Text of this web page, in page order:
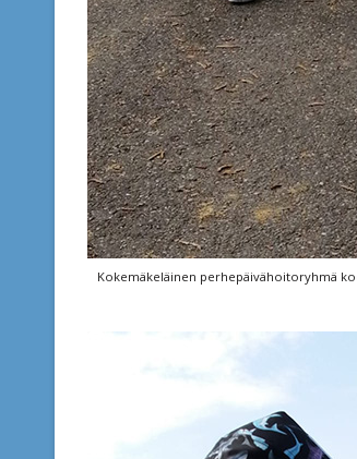
Kokemäkeläinen perhepäivähoitoryhmä